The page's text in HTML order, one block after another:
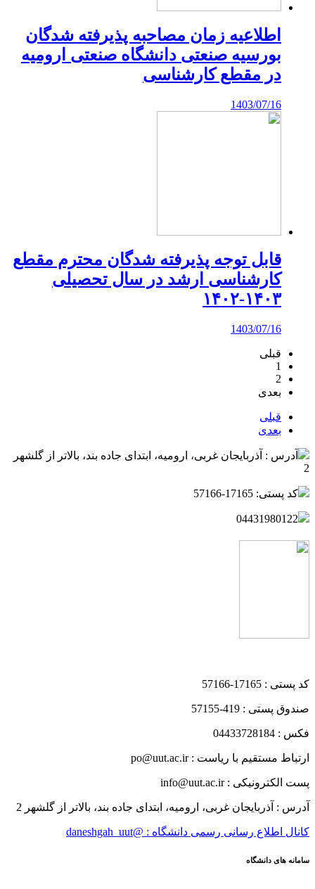
اطلاعیه زمان مصاحبه پذیرفته شدگان
بورسیه صنعتی دانشگاه صنعتی ارومیه
در مقطع کارشناسی
1403/07/16
قابل توجه پذیرفته شدگان محترم مقطع
کارشناسی ارشد در سال تحصیلی
۱۴۰۳-۱۴۰۲
1403/07/16
قبلی
1
2
بعدی
قبلی
بعدی
آدرس : آذربایجان غربی، ارومیه، ابتدای جاده بند، بالاتر از گلشهر
2
کد پستی: 17165-57166
04431980122
کد پستی : 17165-57166
صندوق پستی : 419-57155
فکس : 04433728184
ارتباط مستقیم با ریاست : po@uut.ac.ir
پست الکترونیکی : info@uut.ac.ir
آدرس : آذربایجان غربی، ارومیه، ابتدای جاده بند، بالاتر از گلشهر 2
کانال اطلاع رسانی رسمی دانشگاه : @daneshgah_uut
سامانه های دانشگاه